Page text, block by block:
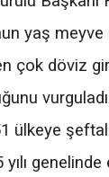
yaş meyve
çok döviz
ülkeye şeftali